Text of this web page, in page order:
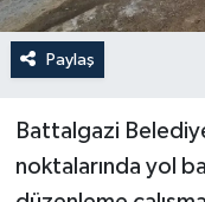
Paylaş
Battalgazi
noktalarında yol